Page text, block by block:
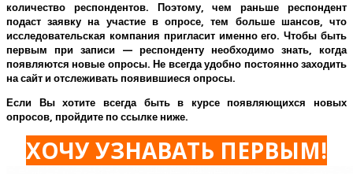
количество респондентов. Поэтому, чем раньше респондент
подаст заявку на участие в опросе, тем больше шансов, что
исследовательская компания пригласит именно его.Чтобы быть
первым при записи — респонденту необходимо знать, когда
появляются новые опросы. Не всегда удобно постоянно заходить
на сайт и отслеживать появившиеся опросы.
Если Вы хотите всегда быть в курсе появляющихся новых
опросов, пройдите по ссылке ниже.
ХОЧУ УЗНАВАТЬ ПЕРВЫМ!